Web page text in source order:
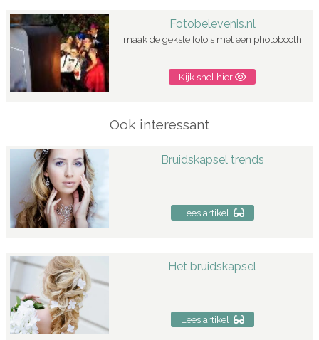
Fotobelevenis.nl
maak de gekste foto's met een photobooth
Kijk snel hier
Ook interessant
Bruidskapsel trends
Lees artikel
Het bruidskapsel
Lees artikel